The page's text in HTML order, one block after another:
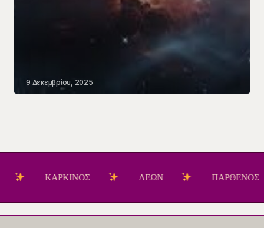
9 Δεκεμβρίου, 2025
ΚΑΡΚΙΝΟΣ ΛΕΩΝ ΠΑΡΘΕΝΟΣ